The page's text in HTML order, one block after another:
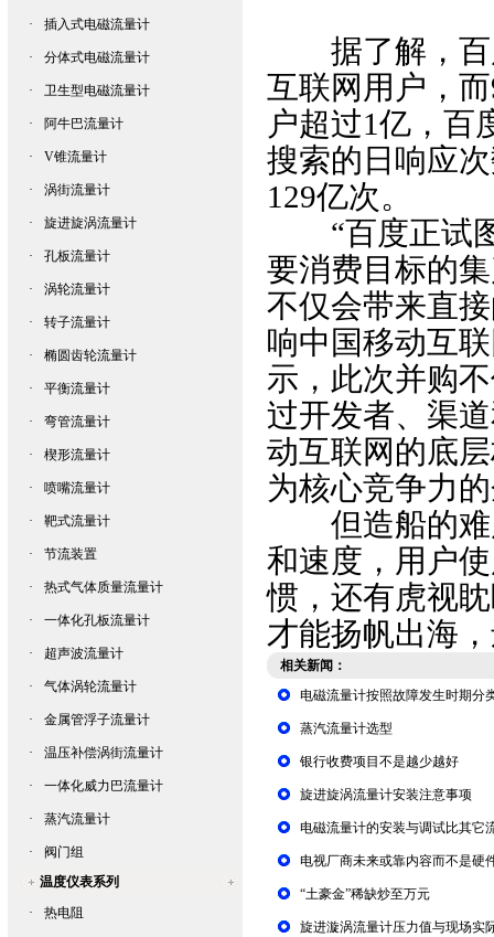
· 插入式电磁流量计
· 分体式电磁流量计
· 卫生型电磁流量计
· 阿牛巴流量计
· V锥流量计
· 涡街流量计
· 旋进旋涡流量计
· 孔板流量计
· 涡轮流量计
· 转子流量计
· 椭圆齿轮流量计
· 平衡流量计
· 弯管流量计
· 楔形流量计
· 喷嘴流量计
· 靶式流量计
· 节流装置
· 热式气体质量流量计
· 一体化孔板流量计
· 超声波流量计
· 气体涡轮流量计
· 金属管浮子流量计
· 温压补偿涡街流量计
· 一体化威力巴流量计
· 蒸汽流量计
·
阀门组
温度仪表系列
·
热电阻
据了解，百
互联网用户，
户超过1亿，百
搜索的日响应
129亿次。
“百度正试图
要消费目标的
不仅会带来直
响中国移动互
示，此次并购
过开发者、渠
动互联网的底
为核心竞争力
但造船的难
和速度，用户
惯，还有虎视
才能扬帆出海
相关新闻：
电磁流量计按照故障发生时期分
蒸汽流量计选型
银行收费项目不是越少越好
旋进旋涡流量计安装注意事项
电磁流量计的安装与调试比其它
电视厂商未来或靠内容而不是硬
“土豪金”稀缺炒至万元
旋进漩涡流量计压力值与现场实